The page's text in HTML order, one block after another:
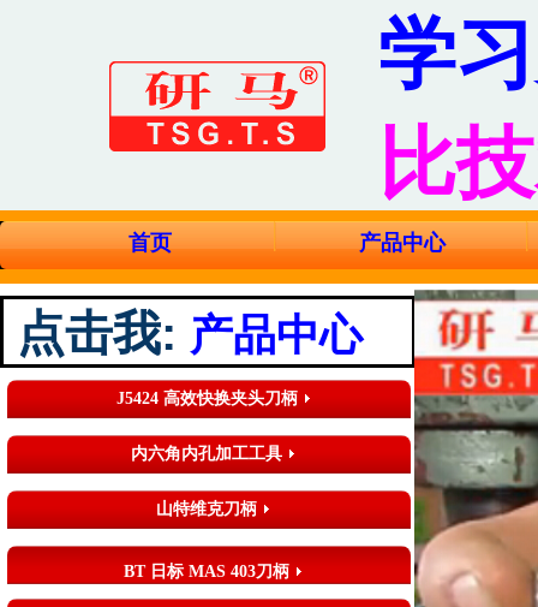
学
比
首页 产品中心
点击我: 产品中心
J5424 高效快换夹头刀柄
内六角内孔加工工具
山特维克刀柄
BT 日标 MAS 403刀柄